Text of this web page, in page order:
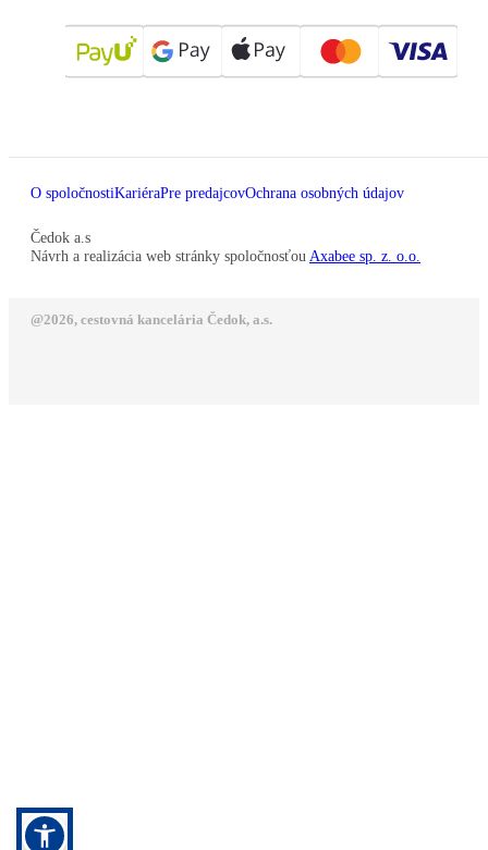
O spoločnostiKariéraPre predajcovOchrana osobných údajov
Čedok a.s
Návrh a realizácia web stránky spoločnosťou Axabee sp. z. o.o.
@2026, cestovná kancelária Čedok, a.s.